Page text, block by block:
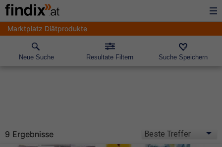
Marktplatz Diätprodukte
Neue Suche Resultate Filtern Suche Speichern
9 Ergebnisse